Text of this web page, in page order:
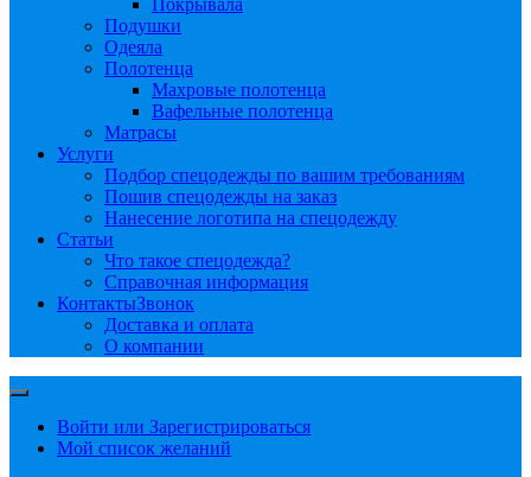
Покрывала
Подушки
Одеяла
Полотенца
Махровые полотенца
Вафельные полотенца
Матрасы
Услуги
Подбор спецодежды по вашим требованиям
Пошив спецодежды на заказ
Нанесение логотипа на спецодежду
Статьи
Что такое спецодежда?
Справочная информация
КонтактыЗвонок
Доставка и оплата
О компании
Войти или Зарегистрироваться
Мой список желаний